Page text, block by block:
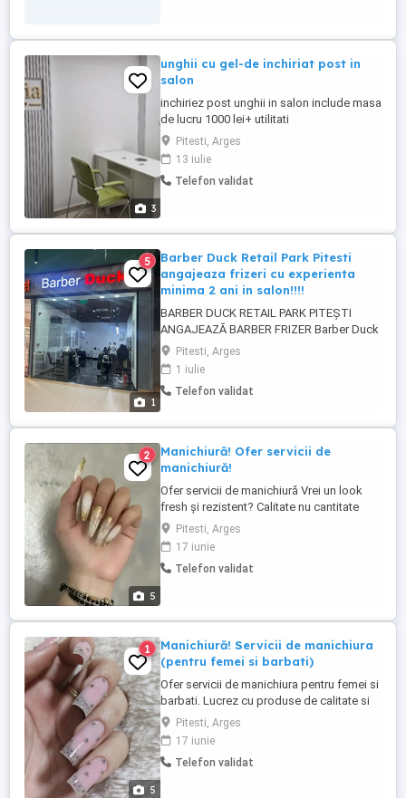
3
unghii cu gel-de inchiriat post in
salon
inchiriez post unghii in salon include masa
de lucru 1000 lei+ utilitati
Pitesti, Arges
13 iulie
Telefon validat
1
5
Barber Duck Retail Park Pitesti
angajeaza frizeri cu experienta
minima 2 ani in salon!!!!
BARBER DUCK RETAIL PARK PITEȘTI
ANGAJEAZĂ BARBER FRIZER Barber Duck
își mărește echipa și caută un barber
talentat, cu experiență și pasiune pentru
acest domeniu. Cerințe: * Experiență
minimă de 2 ani într-un salon * Cunoștințe
și atenție la detalii * ...
Pitesti, Arges
1 iulie
Telefon validat
5
2
Manichiură! Ofer servicii de
manichiură!
Ofer servicii de manichiură Vrei un look
fresh și rezistent? Calitate nu cantitate
Instrumente sterilizate Produse de calitate
Mediu prietenos și curat Rezistență (4-6
săptămâni) Locația? Pitești (lângă vivo
mall) Programează-te cu încredere!
Pitesti, Arges
17 iunie
Telefon validat
5
1
Manichiură! Servicii de manichiura
(pentru femei si barbati)
Ofer servicii de manichiura pentru femei si
barbati. Lucrez cu produse de calitate si
acord atenție fiecărui detaliu pentru un
rezultat impecabil. Unde? In Pitesti(lângă
vivo mall) Programările de fac la telefon, in
privat, dar si pe WhatsApp
Pitesti, Arges
17 iunie
Telefon validat